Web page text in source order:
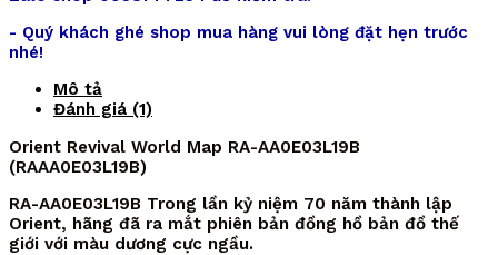
- Quý khách ghé shop mua hàng vui lòng đặt hẹn trước
nhé!
Mô tả
Đánh giá (1)
Orient Revival World Map RA-AA0E03L19B
(RAAA0E03L19B)
RA-AA0E03L19B Trong lần kỷ niệm 70 năm thành lập
Orient, hãng đã ra mắt phiên bản đồng hồ bản đồ thế
giới với màu dương cực ngầu.